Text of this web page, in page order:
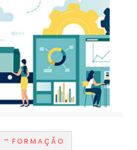
- FORMAÇÃO